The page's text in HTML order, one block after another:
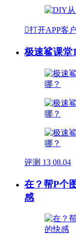
打开APP客
极速鲨课堂
评测 13 08.04
在？帮P个
感